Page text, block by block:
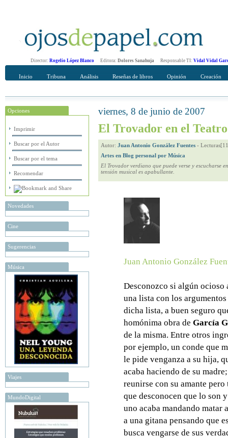
Director: Rogelio López Blanco Editora: Dolores Sanahuja Responsable TI: Vidal Vidal
Inicio Tribuna Análisis Reseñas de libros Opinión Creación
Opciones
Imprimir
Buscar por el Autor
Buscar por el tema
Recomendar
Novedades
Cine
Sugerencias
Música
Viajes
MundoDigital
Recomendar
viernes, 8 de junio de 2007
El Trovador en el
Autor: Juan Antonio González Fuentes -
Artes en Blog personal por Música
El Trovador verdiano que puede verse y escucharse
tensión musical es apabullante.
Juan Antonio González
Desconozco si algún ocioso
una lista con los
dicha lista, a buen seguro
homónima obra de García
de la misma. Entre otros
por ejemplo, un conde que
le pide venganza a su hija,
acaba haciendo de su
reunirse con su amante
que desconocen que lo son
uno acaba mandando
a una gitana pensando que
busca vengarse de sus